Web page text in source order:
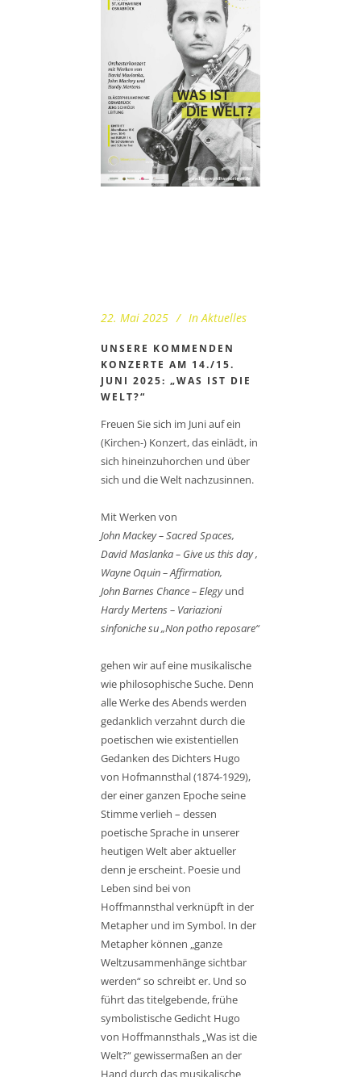
22. Mai 2025 In Aktuelles
UNSERE KOMMENDEN
KONZERTE AM 14./15.
JUNI 2025: „WAS IST DIE
WELT?“
Freuen Sie sich im Juni auf ein
(Kirchen-) Konzert, das einlädt, in
sich hineinzuhorchen und über
sich und die Welt nachzusinnen.
Mit Werken von
John Mackey – Sacred Spaces,
David Maslanka – Give us this day ,
Wayne Oquin – Affirmation,
John Barnes Chance – Elegyund
Hardy Mertens – Variazioni
sinfoniche su „Non potho reposare“
gehen wir auf eine musikalische
wie philosophische Suche. Denn
alle Werke des Abends werden
gedanklich verzahnt durch die
poetischen wie existentiellen
Gedanken des Dichters Hugo
von Hofmannsthal (1874-1929),
der einer ganzen Epoche seine
Stimme verlieh – dessen
poetische Sprache in unserer
heutigen Welt aber aktueller
denn je erscheint. Poesie und
Leben sind bei von
Hoffmannsthal verknüpft in der
Metapher und im Symbol. In der
Metapher können „ganze
Weltzusammenhänge sichtbar
werden“ so schreibt er. Und so
führt das titelgebende, frühe
symbolistische Gedicht Hugo
von Hoffmannsthals „Was ist die
Welt?“ gewissermaßen an der
Hand durch das musikalische